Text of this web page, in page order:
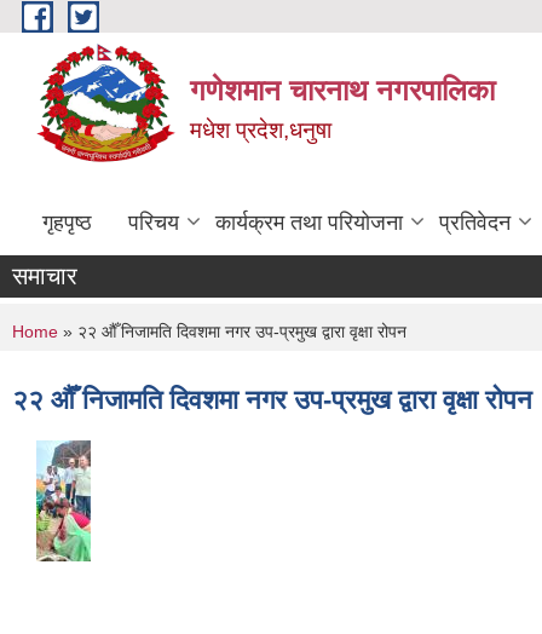
Skip to main content
गणेशमान चारनाथ नगरपालिका
मधेश प्रदेश,धनुषा
गृहपृष्ठ परिचय कार्यक्रम तथा परियोजना प्रतिवेदन
समाचार
You are here
Home » २२ औँ निजामति दिवशमा नगर उप-प्रमुख द्वारा वृक्षा रोपन
२२ औँ निजामति दिवशमा नगर उप-प्रमुख द्वारा वृक्षा रोपन